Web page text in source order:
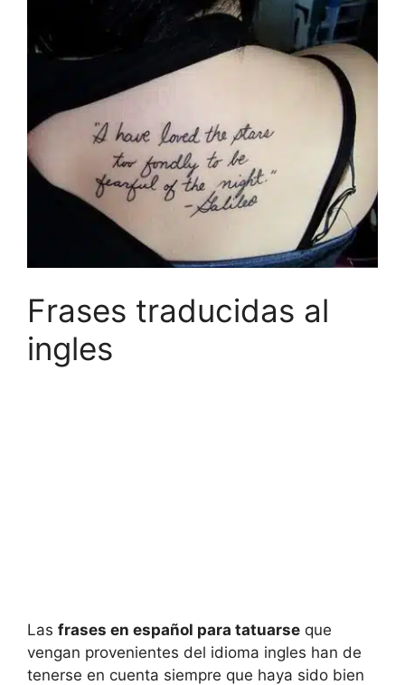
Frases traducidas al
ingles
Las frases en español para tatuarse que
vengan provenientes del idioma ingles han de
tenerse en cuenta siempre que haya sido bien